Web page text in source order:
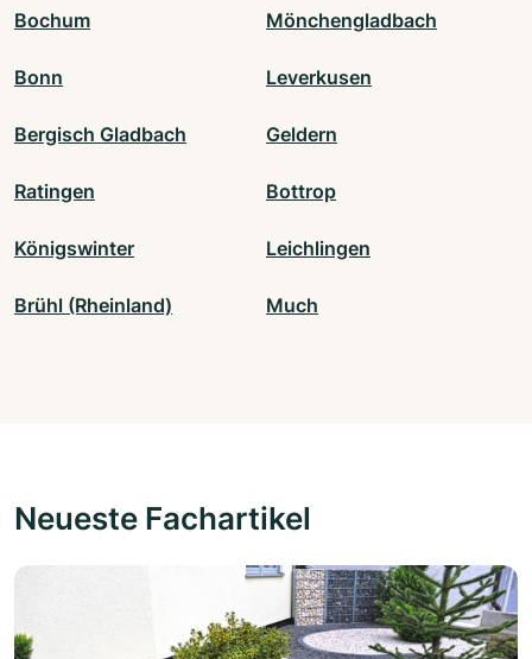
Bochum Mönchengladbach
Bonn Leverkusen
Bergisch Gladbach Geldern
Ratingen Bottrop
Königswinter Leichlingen
Brühl (Rheinland) Much
Neueste Fachartikel